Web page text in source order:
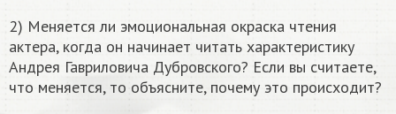
2) Меняется ли эмоциональная окраска чтения
актера, когда он начинает читать характеристику
Андрея Гавриловича Дубровского? Если вы считаете,
что меняется, то объясните, почему это происходит?